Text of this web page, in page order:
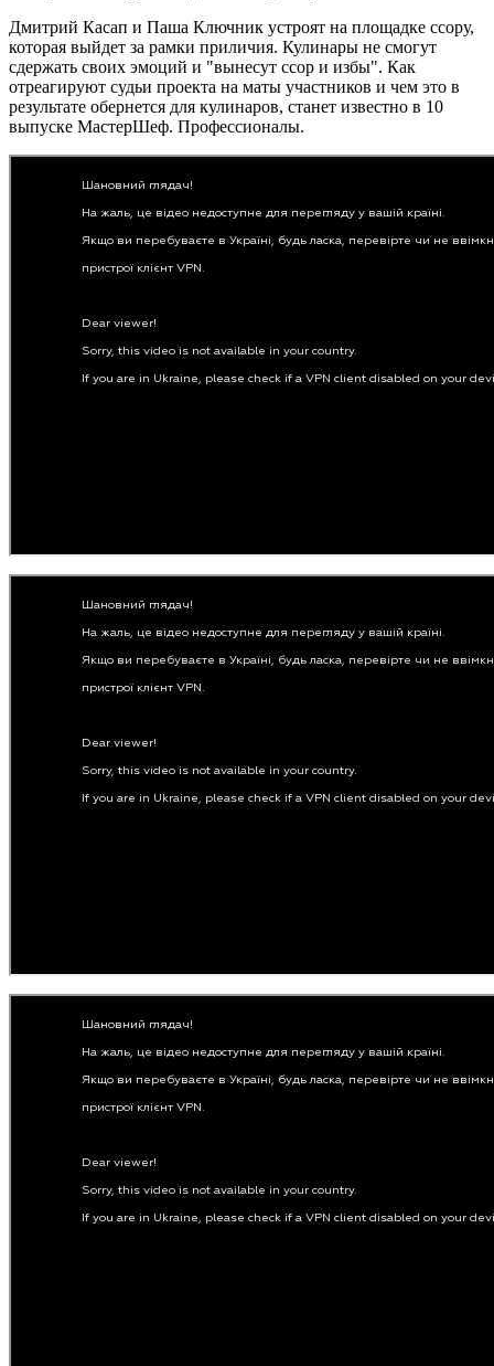
Дмитрий Касап и Паша Ключник устроят на площадке ссору,
которая выйдет за рамки приличия. Кулинары не смогут
сдержать своих эмоций и "вынесут ссор и избы". Как
отреагируют судьи проекта на маты участников и чем это в
результате обернется для кулинаров, станет известно в 10
выпуске МастерШеф. Профессионалы.